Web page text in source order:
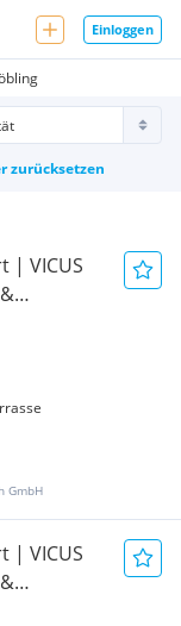
Einloggen
zurücksetzen
| VICUS
GmbH
| VICUS